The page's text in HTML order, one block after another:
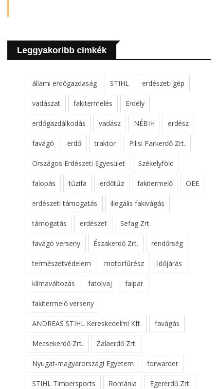
Leggyakoribb cimkék
állami erdőgazdaság STIHL erdészeti gép
vadászat fakitermelés Erdély
erdőgazdálkodás vadász NÉBIH erdész
favágó erdő traktor Pilisi Parkerdő Zrt.
Országos Erdészeti Egyesület Székelyföld
falopás tűzifa erdőtűz fakitermelő OEE
erdészeti támogatás illegális fakivágás
támogatás erdészet Sefag Zrt.
favágó verseny Északerdő Zrt. rendőrség
természetvédelem motorfűrész időjárás
klímaváltozás fatolvaj faipar
fakitermelő verseny
ANDREAS STIHL Kereskedelmi Kft. favágás
Mecsekerdő Zrt. Zalaerdő Zrt.
Nyugat-magyarországi Egyetem forwarder
STIHL Timbersports Románia Egererdő Zrt.